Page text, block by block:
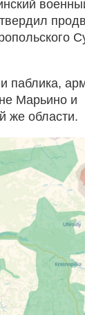
паблика,
Марьино и
же области.